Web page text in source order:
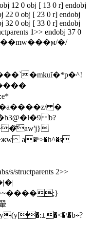
12 0 obj [ 13 0 r] endobj
22 0 obj [ 23 0 r] endobj
32 0 obj [ 33 0 r] endobj
1>> endobj 37 0
�/
b?
a�ʱ>�h^�s
structparents 2>>